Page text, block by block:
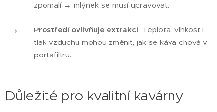
zpomalí → mlýnek se musí upravovat.
Prostředí ovlivňuje extrakci. Teplota, vlhkost i
tlak vzduchu mohou změnit, jak se káva chová v
portafiltru.
Důležité pro kvalitní kavárny